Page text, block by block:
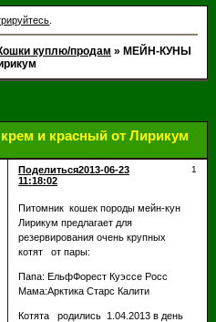
куплю/продам »МЕЙН-КУНЫ
и красный от Лирикум
Поделиться 1
2013-06-23
11:18:02
Питомник кошек породы мейн-кун
Лирикум предлагает для
резервирования очень крупных
котят от пары:
Папа: ЕльфФорест Куэссе Росс
Мама:Арктика Старс Калити
Котята родились 1.04.2013 в день